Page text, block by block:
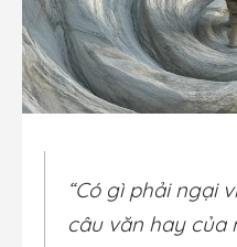
“Có gì phải ngại
câu văn hay của